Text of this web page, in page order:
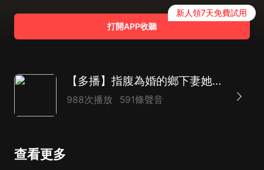
打開APP收聽
新人領7天免費試用
【多播】指腹為婚的鄉下妻她軟又甜|重生70年代|經商賺錢小嬌妻|真人AI
988次播放 591條聲音
查看更多